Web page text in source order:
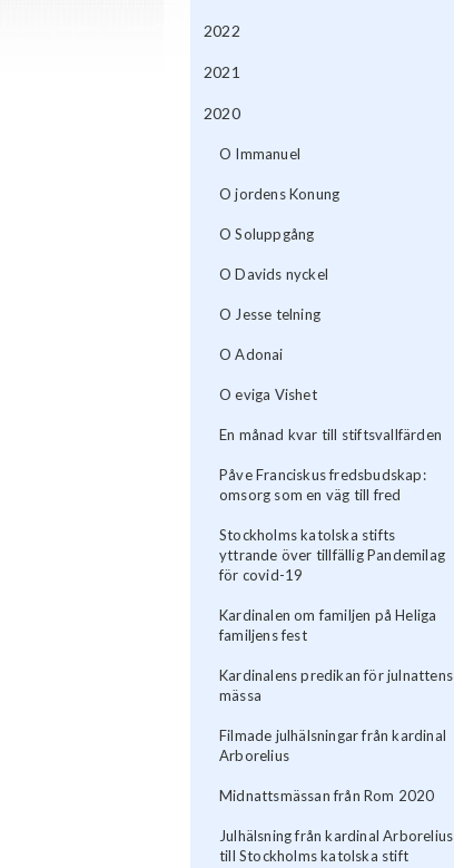
2022
2021
2020
O Immanuel
O jordens Konung
O Soluppgång
O Davids nyckel
O Jesse telning
O Adonai
O eviga Vishet
En månad kvar till stiftsvallfärden
Påve Franciskus fredsbudskap:
omsorg som en väg till fred
Stockholms katolska stifts
yttrande över tillfällig Pandemilag
för covid-19
Kardinalen om familjen på Heliga
familjens fest
Kardinalens predikan för julnattens
mässa
Filmade julhälsningar från kardinal
Arborelius
Midnattsmässan från Rom 2020
Julhälsning från kardinal Arborelius
till Stockholms katolska stift